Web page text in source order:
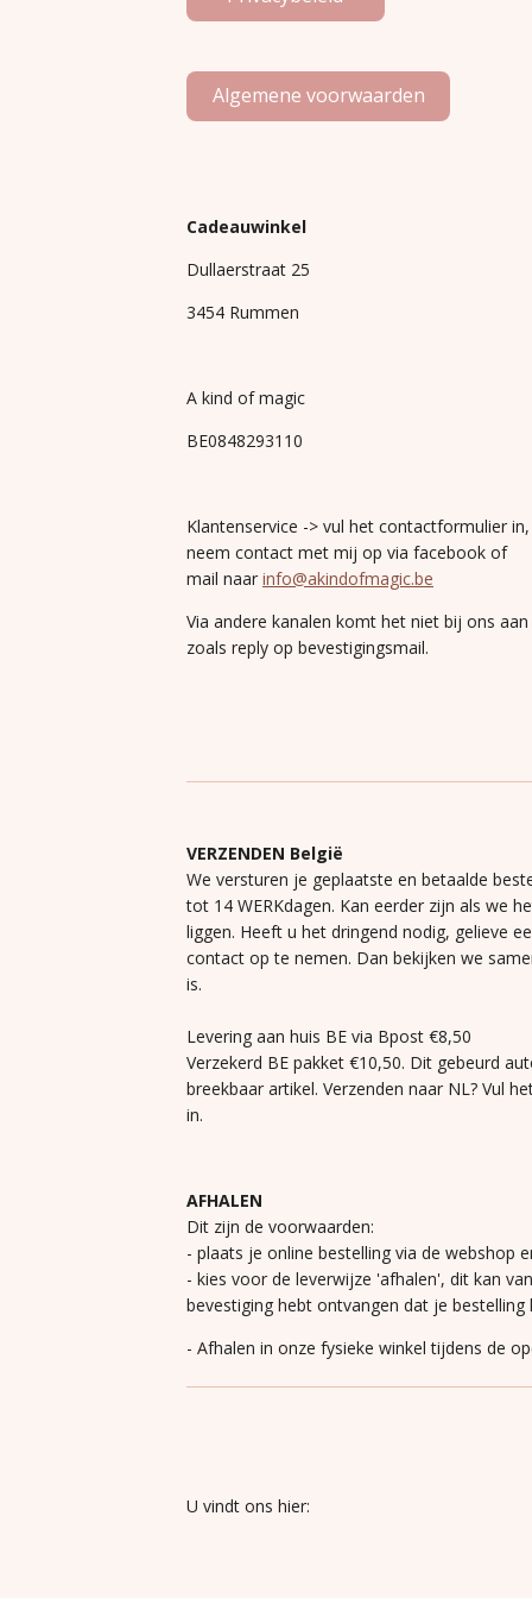
Algemene voorwaarden
Cadeauwinkel
Dullaerstraat 25
3454 Rummen
A kind of magic
BE0848293110
Klantenservice -> vul het contactformulier in,
neem contact met mij op via facebook of
mail naar info@akindofmagic.be
Via andere kanalen komt het niet bij ons aan
zoals reply op bevestigingsmail.
VERZENDEN België
We versturen je geplaatste en betaalde
tot 14 WERKdagen. Kan eerder zijn als we
liggen. Heeft u het dringend nodig, gelieve
contact op te nemen. Dan bekijken we
is.
Levering aan huis BE via Bpost €8,50
Verzekerd BE pakket €10,50. Dit gebeurd
breekbaar artikel. Verzenden naar NL? Vul
in.
AFHALEN
Dit zijn de voorwaarden:
- plaats je online bestelling via de webshop
- kies voor de leverwijze 'afhalen', dit kan
bevestiging hebt ontvangen dat je bestelling
- Afhalen in onze fysieke winkel tijdens de
U vindt ons hier: